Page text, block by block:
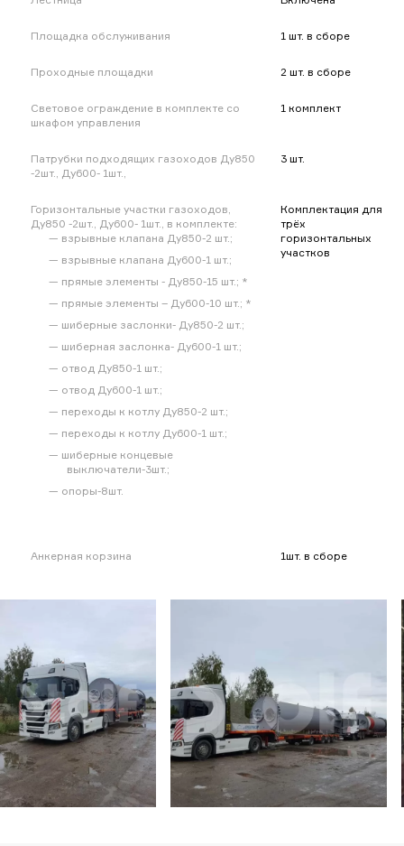
Площадка обслуживания 1 шт. в сборе
Проходные площадки 2 шт. в сборе
Световое ограждение в комплекте со
шкафом управления
1 комплект
Патрубки подходящих газоходов Ду850
-2шт., Ду600- 1шт.,
3 шт.
Горизонтальные участки газоходов,
Ду850 -2шт., Ду600- 1шт., в комплекте:
взрывные клапана Ду850-2 шт.;
взрывные клапана Ду600-1 шт.;
прямые элементы - Ду850-15 шт.; *
прямые элементы – Ду600-10 шт.; *
шиберные заслонки- Ду850-2 шт.;
шиберная заслонка- Ду600-1 шт.;
отвод Ду850-1 шт.;
отвод Ду600-1 шт.;
переходы к котлу Ду850-2 шт.;
переходы к котлу Ду600-1 шт.;
шиберные концевые
выключатели-3шт.;
опоры-8шт.
Комплектация для
трёх
горизонтальных
участков
Анкерная корзина 1шт. в сборе